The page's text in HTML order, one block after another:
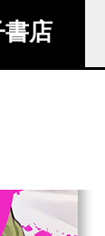
書店